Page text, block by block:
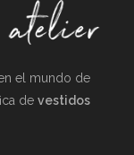
el mundo de
devestidos